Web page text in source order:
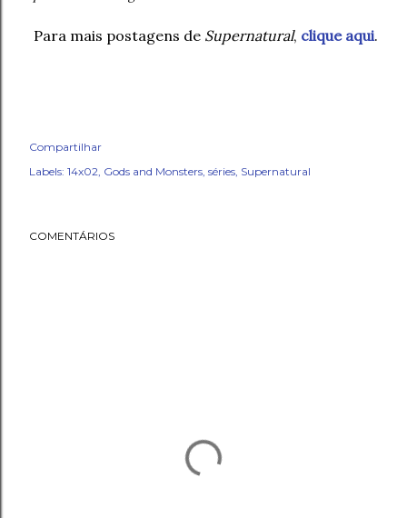
Para mais postagens de Supernatural, clique aqui.
Compartilhar
Labels: 14x02 Gods and Monsters séries Supernatural
COMENTÁRIOS